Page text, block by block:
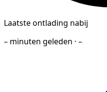
Laatste ontlading nabij
– minuten geleden · –